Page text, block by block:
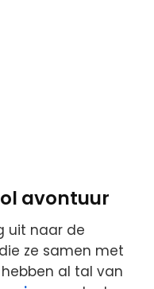
avontuur
uit naar de
ze samen met
hebben al tal van